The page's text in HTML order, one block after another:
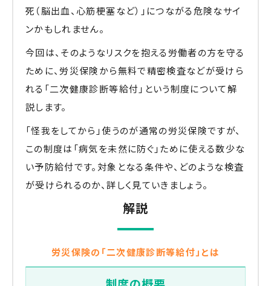
死（脳出血、心筋梗塞など）」につながる危険なサイ
ンかもしれません。
今回は、そのようなリスクを抱える労働者の方を守る
ために、労災保険から無料で精密検査などが受けら
れる「二次健康診断等給付」という制度について解
説します。
「怪我をしてから」使うのが通常の労災保険ですが、
この制度は「病気を未然に防ぐ」ために使える数少な
い予防給付です。対象となる条件や、どのような検査
が受けられるのか、詳しく見ていきましょう。
解説
労災保険の「二次健康診断等給付」とは